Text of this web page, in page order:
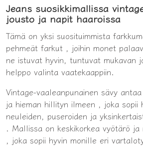
Jeans suosikkimallissa
jousto ja napit haaroissa
Tämä on yksi suosituimmista
pehmeät farkut , joihin monet
ne istuvat hyvin, tuntuvat mukavan
helppo valinta vaatekaappiin.
Vintage-vaaleanpunainen sävy antaa
ja hieman hillityn ilmeen , joka sopii
neuleiden, puseroiden ja
. Mallissa on keskikorkea vyötärö ja
, joka sopii hyvin monille eri